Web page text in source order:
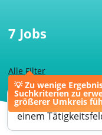
💡 Zu wenige
Suchkriterien zu
größerer Umkreis
Alle Filter
7 Jobs
Ihre Jobsuche
wenn Sie nach
einem